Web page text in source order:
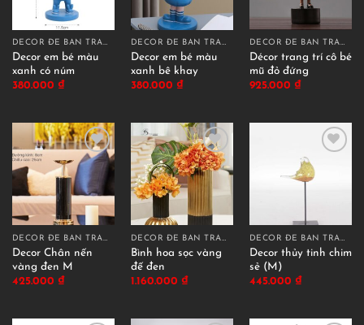
DECOR ĐỂ BÀN TRANG TRÍ
Decor em bé màu
xanh có núm
380.000 ₫
DECOR ĐỂ BÀN TRANG TRÍ
Decor em bé màu
xanh bê khay
380.000 ₫
DECOR ĐỂ BÀN TRANG TRÍ
Décor trang trí cô bé
mũ đỏ đứng
925.000 ₫
DECOR ĐỂ BÀN TRANG TRÍ
Decor Chân nến
vàng đen M
425.000 ₫
DECOR ĐỂ BÀN TRANG TRÍ
Bình hoa sọc vàng
đế đen
1.160.000 ₫
DECOR ĐỂ BÀN TRANG TRÍ
Decor thủy tinh chim
sẻ (M)
445.000 ₫